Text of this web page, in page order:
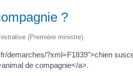
?
(Première ministre)
demarches/?xml=F1839">chien
de compagnie</a>.